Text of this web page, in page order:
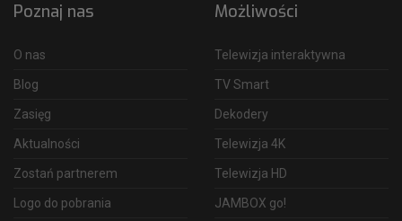
Poznaj nas
O nas
Blog
Zasięg
Aktualności
Zostań partnerem
Logo do pobrania
Możliwości
Telewizja interaktywna
TV Smart
Dekodery
Telewizja 4K
Telewizja HD
JAMBOX go!